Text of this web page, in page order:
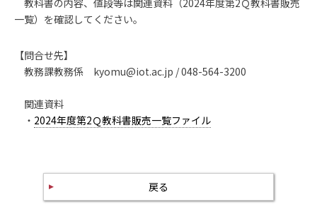
教科書の内容、値段等は関連資料（2024年度第2Ｑ教科書販売
一覧）を確認してください。
【問合せ先】
教務課教務係 kyomu@iot.ac.jp / 048-564-3200
関連資料
・ 2024年度第2Ｑ教科書販売一覧ファイル
戻る